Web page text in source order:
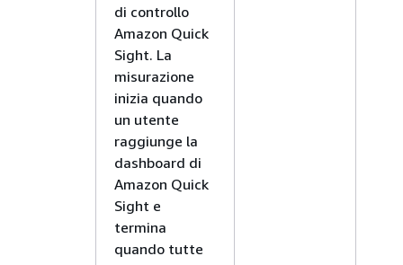
di controllo
Amazon Quick
Sight. La
misurazione
inizia quando
un utente
raggiunge la
dashboard di
Amazon Quick
Sight e
termina
quando tutte